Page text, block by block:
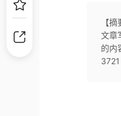
【
文章
的内